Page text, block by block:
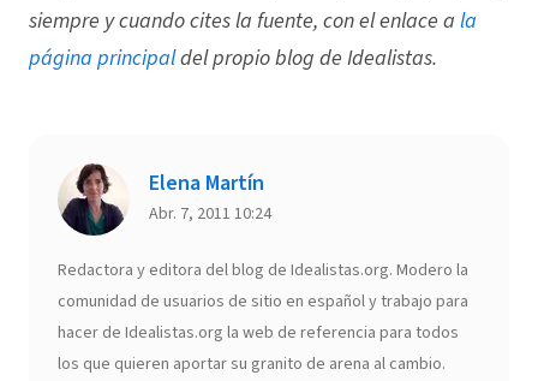
siempre y cuando cites la fuente, con el enlace a la
página principaldel propio blog de Idealistas.
Elena Martín
Abr. 7, 2011 10:24
Redactora y editora del blog de Idealistas.org. Modero la
comunidad de usuarios de sitio en español y trabajo para
hacer de Idealistas.org la web de referencia para todos
los que quieren aportar su granito de arena al cambio.